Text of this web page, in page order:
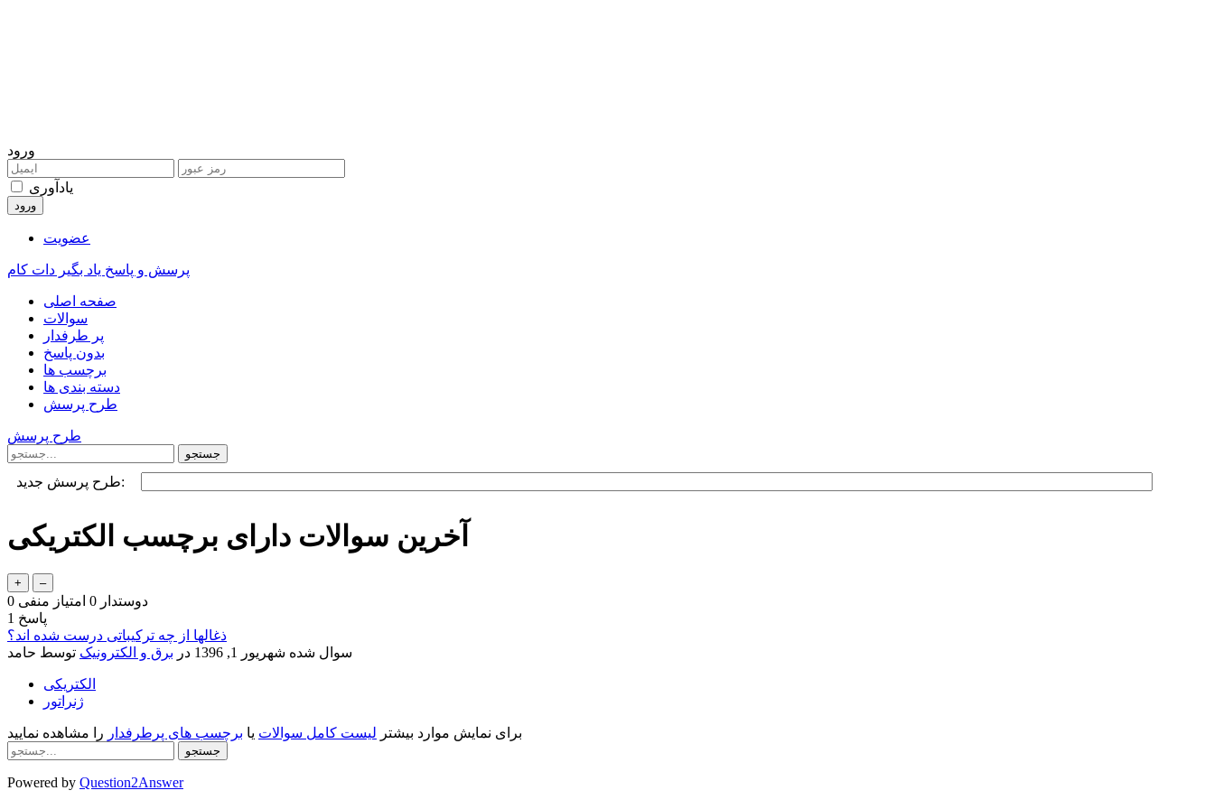
ورود
یادآوری
عضویت
پرسش و پاسخ یاد بگیر دات کام
صفحه اصلی
سوالات
پر طرفدار
بدون پاسخ
برچسب ها
دسته بندی ها
طرح پرسش
طرح پرسش
طرح پرسش جدید:
آخرین سوالات دارای برچسب الکتریکی
0 دوستدار 0 امتیاز منفی
1 پاسخ
ذغالها از چه ترکیباتی درست شده اند؟
سوال شده شهریور 1, 1396 در برق و الکترونیک توسط حامد
الکتریکی
ژنراتور
برای نمایش موارد بیشتر لیست کامل سوالات یا برچسب های پرطرفدار را مشاهده نمایید
Powered by Question2Answer